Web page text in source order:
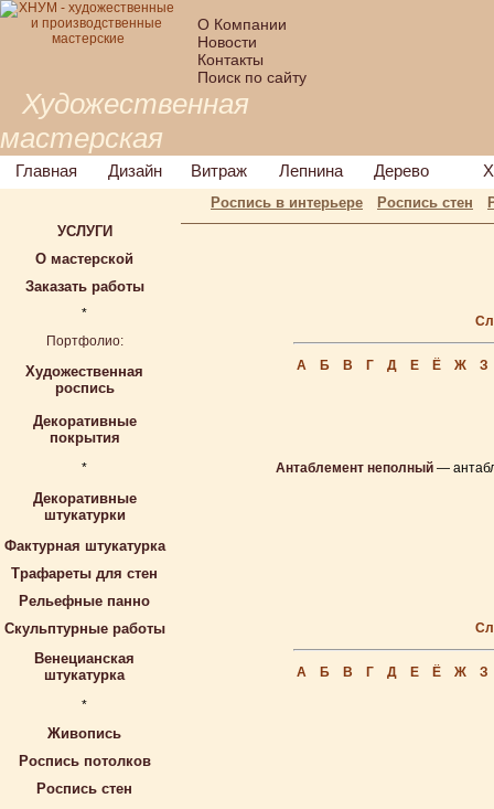
О Компании
Новости
Контакты
Поиск по сайту
Художественная
мастерская
Главная Дизайн Витраж Лепнина Дерево
Роспись в интерьере Роспись стен
УСЛУГИ
О мастерской
Заказать работы
*
Портфолио:
Художественная
роспись
Декоративные
покрытия
*
Декоративные
штукатурки
Фактурная штукатурка
Трафареты для стен
Рельефные панно
Скульптурные работы
Венецианская
штукатурка
*
Живопись
Роспись потолков
Роспись стен
А Б В Г Д Е Ё Ж З
Антаблемент неполный —
А Б В Г Д Е Ё Ж З